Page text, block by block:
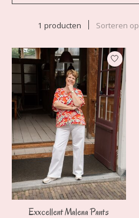
1 producten Sorteren op
Exxcellent Malena Pants